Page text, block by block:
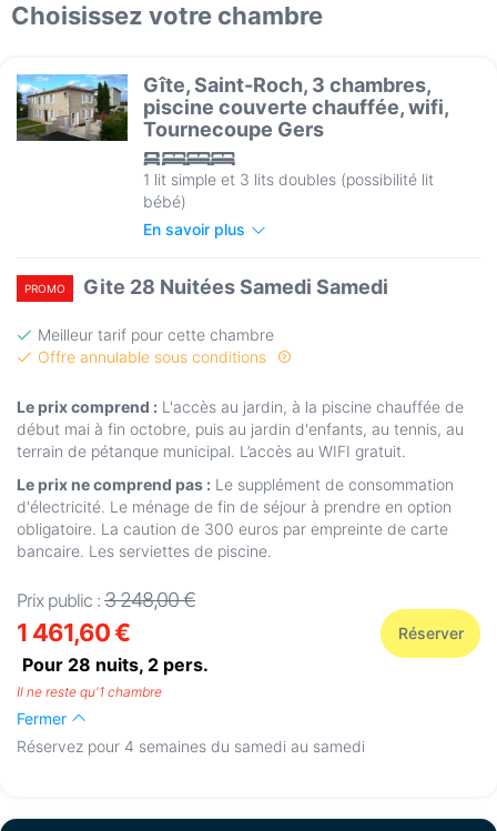
Choisissez votre chambre
Gîte, Saint-Roch, 3 chambres,
piscine couverte chauffée, wifi,
Tournecoupe Gers
1 lit simple et 3 lits doubles (possibilité lit
bébé)
En savoir plus
PROMO Gite 28 Nuitées Samedi Samedi
Meilleur tarif pour cette chambre
Offre annulable sous conditions
Le prix comprend : L'accès au jardin, à la piscine chauffée de
début mai à fin octobre, puis au jardin d'enfants, au tennis, au
terrain de pétanque municipal. L’accès au WIFI gratuit.
Le prix ne comprend pas : Le supplément de consommation
d'électricité. Le ménage de fin de séjour à prendre en option
obligatoire. La caution de 300 euros par empreinte de carte
bancaire. Les serviettes de piscine.
Prix public : 3 248,00 €
1 461,60 €
Pour 28 nuits, 2 pers.
Réserver
Il ne reste qu'1 chambre
Fermer
Réservez pour 4 semaines du samedi au samedi